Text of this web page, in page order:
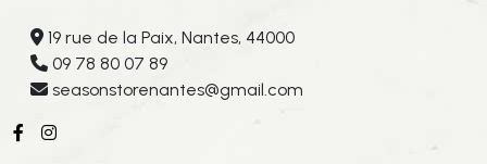
19 rue de la Paix, Nantes, 44000
09 78 80 07 89
seasonstorenantes@gmail.com